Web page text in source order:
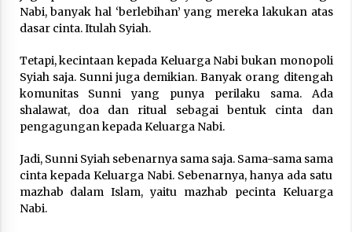
Said Muniruddin Beri Pelatihan dan Motivasi
untuk 179 Guru Diniyah Disdikbud Kota Banda
4 months ago
SELVi: Sebuah Model Motivasi dalam
Kepemimpinan Bisnis
4 months ago
Eksistensi Iran dalam Tiga Ayat: Memahami
Aliansi Yahudi dan Kristen dalam Dinamika
Nubuwwat
Nabi, banyak hal ‘berlebihan’ yang mereka lakukan atas
dasar cinta. Itulah Syiah.
Tetapi, kecintaan kepada Keluarga Nabi bukan monopoli
Syiah saja. Sunni juga demikian. Banyak orang ditengah
komunitas Sunni yang punya perilaku sama. Ada
shalawat, doa dan ritual sebagai bentuk cinta dan
pengagungan kepada Keluarga Nabi.
Jadi, Sunni Syiah sebenarnya sama saja. Sama-sama sama
cinta kepada Keluarga Nabi. Sebenarnya, hanya ada satu
mazhab dalam Islam, yaitu mazhab pecinta Keluarga
Nabi.